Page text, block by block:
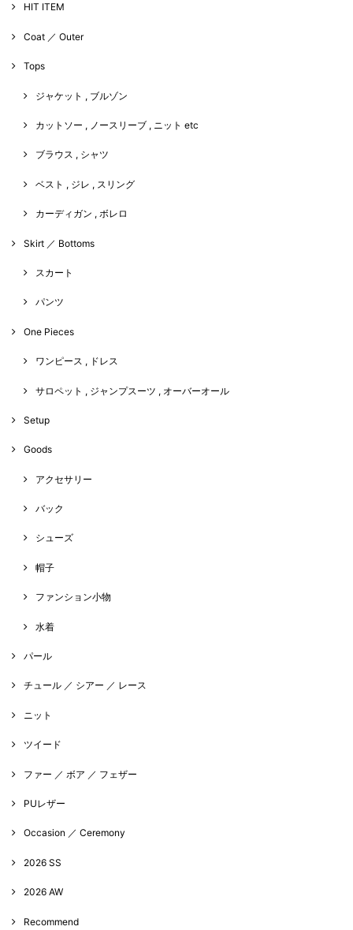
HIT ITEM
Coat ／ Outer
Tops
ジャケット , ブルゾン
カットソー , ノースリーブ , ニット etc
ブラウス , シャツ
ベスト , ジレ , スリング
カーディガン , ボレロ
Skirt ／ Bottoms
スカート
パンツ
One Pieces
ワンピース , ドレス
サロペット , ジャンプスーツ , オーバーオール
Setup
Goods
アクセサリー
バック
シューズ
帽子
ファンション小物
水着
パール
チュール ／ シアー ／ レース
ニット
ツイード
ファー ／ ボア ／ フェザー
PUレザー
Occasion ／ Ceremony
2026 SS
2026 AW
Recommend